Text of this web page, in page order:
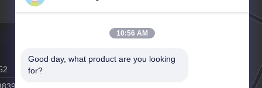
10:56 AM
Good day, what product are you looking
for?